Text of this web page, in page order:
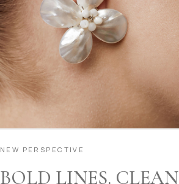
NEW PERSPECTIVE
BOLD LINES. CLEAN